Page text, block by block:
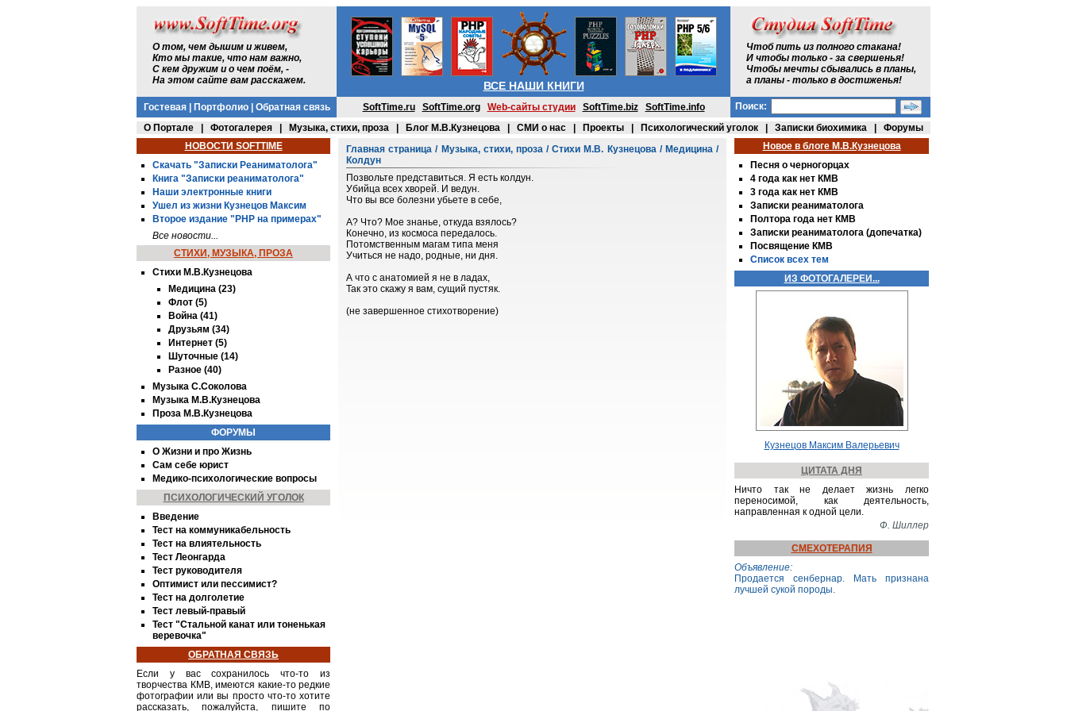
О том, чем дышим и живем,
Кто мы такие, что нам важно,
С кем дружим и о чем поём, -
На этом сайте вам расскажем.
ВСЕ НАШИ КНИГИ
Чтоб пить из полного стакана!
И чтобы только - за свершенья!
Чтобы мечты сбывались в планы,
а планы - только в достиженья!
Гостевая| Портфолио| Обратная связь SoftTime.ru SoftTime.org Web-сайты студии SoftTime.biz SoftTime.info
Поиск:
О Портале
Фотогалерея Музыка, стихи, проза Блог М.В.Кузнецова СМИ о нас Проекты Психологический уголок Записки биохимика
Форумы
НОВОСТИ SOFTTIME
Скачать "Записки Реаниматолога"
Книга "Записки реаниматолога"
Наши электронные книги
Ушел из жизни Кузнецов Максим
Второе издание "PHP на примерах"
Все новости...
СТИХИ, МУЗЫКА, ПРОЗА
Стихи М.В.Кузнецова
Медицина (23)
Флот (5)
Война (41)
Друзьям (34)
Интернет (5)
Шуточные (14)
Разное (40)
Музыка С.Соколова
Музыка М.В.Кузнецова
Проза М.В.Кузнецова
ФОРУМЫ
О Жизни и про Жизнь
Сам себе юрист
Медико-психологические вопросы
ПСИХОЛОГИЧЕСКИЙ УГОЛОК
Введение
Тест на коммуникабельность
Тест на влиятельность
Тест Леонгарда
Тест руководителя
Оптимист или пессимист?
Тест на долголетие
Тест левый-правый
Тест "Стальной канат или тоненькая
веревочка"
ОБРАТНАЯ СВЯЗЬ
Если у вас сохранилось что-то из
творчества КМВ, имеются какие-то редкие
фотографии или вы просто что-то хотите
рассказать, пожалуйста, пишите по
Главная страница / Музыка, стихи, проза/Стихи М.В. Кузнецова/ Медицина/
Колдун
Позвольте представиться. Я есть колдун.
Убийца всех хворей. И ведун.
Что вы все болезни убьете в себе,
А? Что? Мое знанье, откуда взялось?
Конечно, из космоса передалось.
Потомственным магам типа меня
Учиться не надо, родные, ни дня.
А что с анатомией я не в ладах,
Так это скажу я вам, сущий пустяк.
(не завершенное стихотворение)
Новое в блоге М.В.Кузнецова
Песня о черногорцах
4 года как нет КМВ
3 года как нет КМВ
Записки реаниматолога
Полтора года нет КМВ
Записки реаниматолога (допечатка)
Посвящение КМВ
Список всех тем
ИЗ ФОТОГАЛЕРЕИ...
Кузнецов Максим Валерьевич
ЦИТАТА ДНЯ
Ничто так не делает жизнь легко
переносимой, как деятельность,
направленная к одной цели.
Ф. Шиллер
СМЕХОТЕРАПИЯ
Объявление:
Продается сенбернар. Мать признана
лучшей сукой породы.